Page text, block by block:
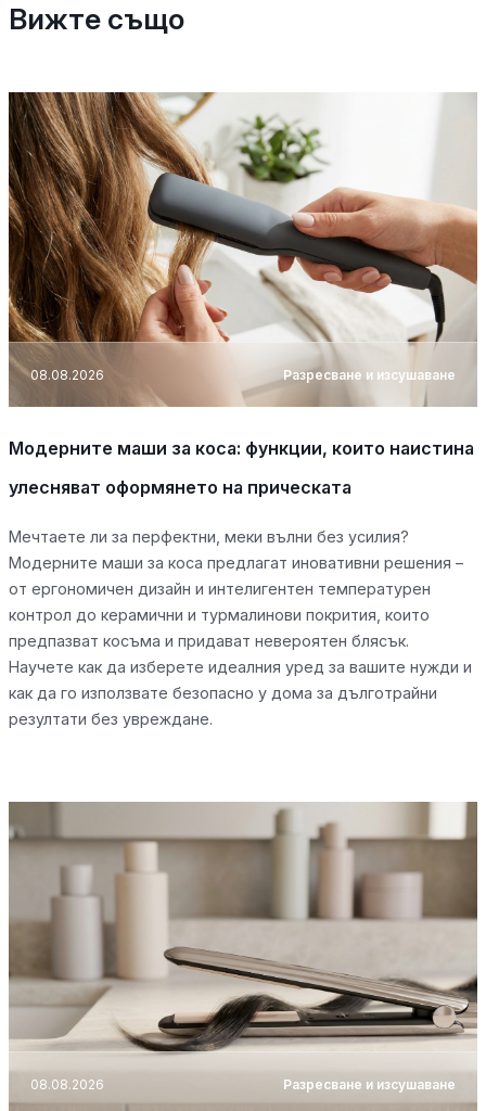
Вижте също
08.08.2026 Разресване и изсушаване
Модерните маши за коса: функции, които наистина
улесняват оформянето на прическата
Мечтаете ли за перфектни, меки вълни без усилия?
Модерните маши за коса предлагат иновативни решения –
от ергономичен дизайн и интелигентен температурен
контрол до керамични и турмалинови покрития, които
предпазват косъма и придават невероятен блясък.
Научете как да изберете идеалния уред за вашите нужди и
как да го използвате безопасно у дома за дълготрайни
резултати без увреждане.
08.08.2026 Разресване и изсушаване